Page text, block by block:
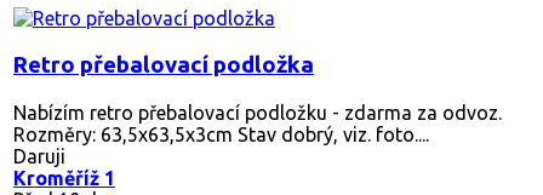
Retro přebalovací podložka
Nabízím retro přebalovací podložku - zdarma za odvoz.
Rozměry: 63,5x63,5x3cm Stav dobrý, viz. foto....
Daruji
Kroměříž 1